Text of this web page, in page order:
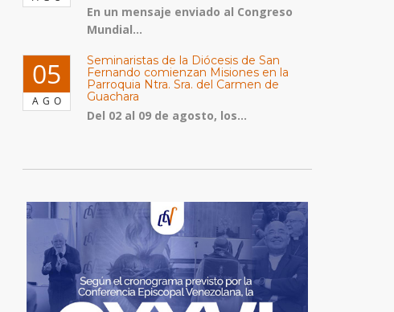
En un mensaje enviado al Congreso
Mundial...
05
AGO
Seminaristas de la Diócesis de San
Fernando comienzan Misiones en la
Parroquia Ntra. Sra. del Carmen de
Guachara
Del 02 al 09 de agosto, los...